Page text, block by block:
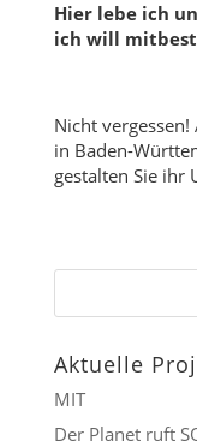
Hier lebe ich
ich will
Nicht
in Baden-
gestalten Sie ihr
Aktuelle
MIT
Der Planet ruft